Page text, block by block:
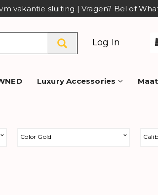
vakantie sluiting | Vragen? Bel of
Log In
Luxury Accessories
Color Gold